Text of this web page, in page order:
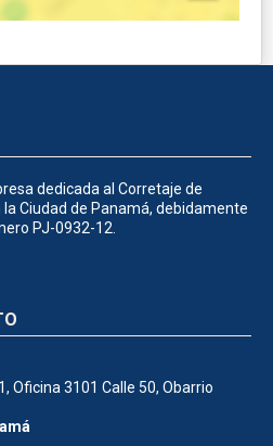
dedicada al Corretaje de
la Ciudad de Panamá, debidamente
PJ-0932-12.
Oficina 3101 Calle 50, Obarrio